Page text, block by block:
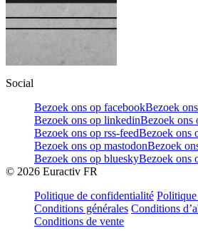
Social
Bezoek ons op facebookBezoek
Bezoek ons op linkedinBezoek ons
Bezoek ons op rss-feedBezoek ons
Bezoek ons op mastodonBezoek
Bezoek ons op blueskyBezoek ons
© 2026 Euractiv FR
Politique de confidentialité
Conditions générales Conditions
Conditions de vente